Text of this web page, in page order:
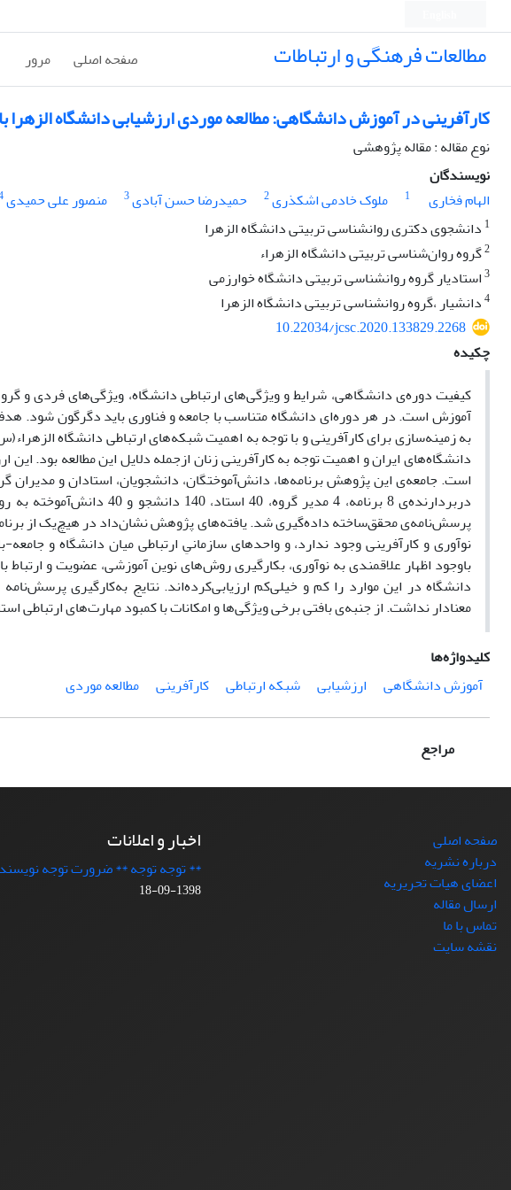
مطالعات فرهنگی و ارتباطات صفحه اصلی مرور
کارآفرینی در آموزش دانشگاهی: مطالعه موردی ارزشیابی دانشگاه الزهرا
نوع مقاله : مقاله پژوهشی
نویسندگان
الهام فخاری
1 ملوک خادمی اشکذری2 حمیدرضا حسن آبادی3 منصور علی حمیدی
1 دانشجوی دکتری روانشناسی تربیتی دانشگاه الزهرا
2گروه روان‌شناسی تربیتی دانشگاه الزهراء
3استادیار گروه روانشناسی تربیتی دانشگاه خوارزمی
4دانشیار ،گروه روانشناسی تربیتی دانشگاه الزهرا
10.22034/jcsc.2020.133829.2268
چکیده
کیفیت دوره‌ی دانشگاهی، شرایط و ویژگی‌های ارتباطی دانشگاه، ویژگی‌های فردی و
آموزش است. در هر دوره‌ای دانشگاه متناسب با جامعه و فناوری باید دگرگون شود.
به زمینه‌سازی برای کارآفرینی و با توجه به اهمیت شبکه‌های ارتباطی دانشگاه
دانشگاه‌های ایران و اهمیت توجه به کارآفرینی زنان ازجمله دلایل این مطالعه بود.
دربردارنده‌ی 8 برنامه، 4 مدیر
پرسش‌نامه‌ی محقق‌ساخته داده‌گیری شد. یافته‌های پژوهش نشان‌داد در هیچ‌یک از
نوآوری و کارآفرینی وجود ندارد، و واحدهای سازمانیِ ارتباطی میان دانشگاه و
‌باوجود اظهار علاقمندی به نوآوری، بکارگیری روش‌های نوین آموزشی، عضویت و
دانشگاه در این موارد را کم و خیلی‌کم ارزیابی‌کرده‌اند. نتایج به‌کارگیری
معنادار نداشت. از جنبه‌ی بافتی برخی ویژگی‌ها و امکانات با کمبود مهارت‌های ارتباطی
کلیدواژه‌ها
آموزش دانشگاهی
ارزشیابی شبکه ارتباطی کارآفرینی مطالعه موردی
مراجع
صفحه اصلی
درباره نشریه
اعضای هیات تحریریه
ارسال مقاله
تماس با ما
نقشه سایت
اخبار و اعلانات
** توجه توجه ** ضرورت توجه
1398-09-18